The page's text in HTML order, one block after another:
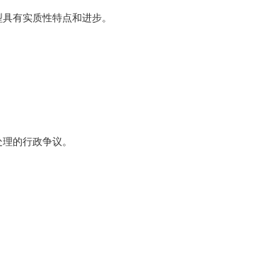
有实质性特点和进步。
的行政争议。